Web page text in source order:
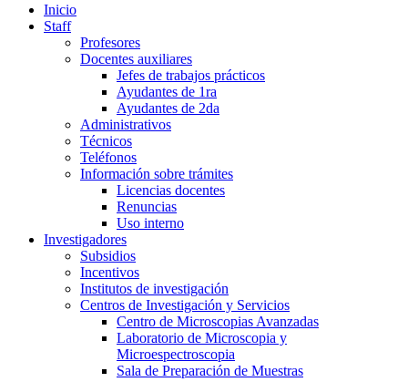
Inicio
Staff
Profesores
Docentes auxiliares
Jefes de trabajos prácticos
Ayudantes de 1ra
Ayudantes de 2da
Administrativos
Técnicos
Teléfonos
Información sobre trámites
Licencias docentes
Renuncias
Uso interno
Investigadores
Subsidios
Incentivos
Institutos de investigación
Centros de Investigación y Servicios
Centro de Microscopias Avanzadas
Laboratorio de Microscopia y
Microespectroscopia
Sala de Preparación de Muestras